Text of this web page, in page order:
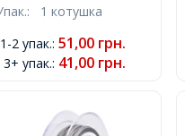
/ котушка,
1 котушка
1-2 упак.: 51,00 грн.
3+ упак.: 41,00 грн.